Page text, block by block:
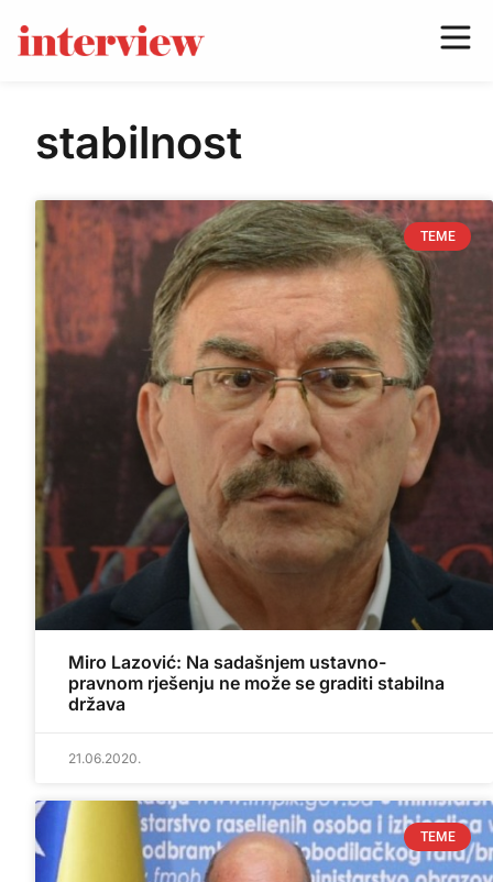
stabilnost
TEME
Miro Lazović: Na sadašnjem ustavno-
pravnom rješenju ne može se graditi stabilna
država
21.06.2020.
TEME